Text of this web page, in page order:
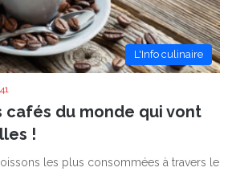
L'Info culinaire
cafés du monde qui vont
!
les plus consommées à travers le